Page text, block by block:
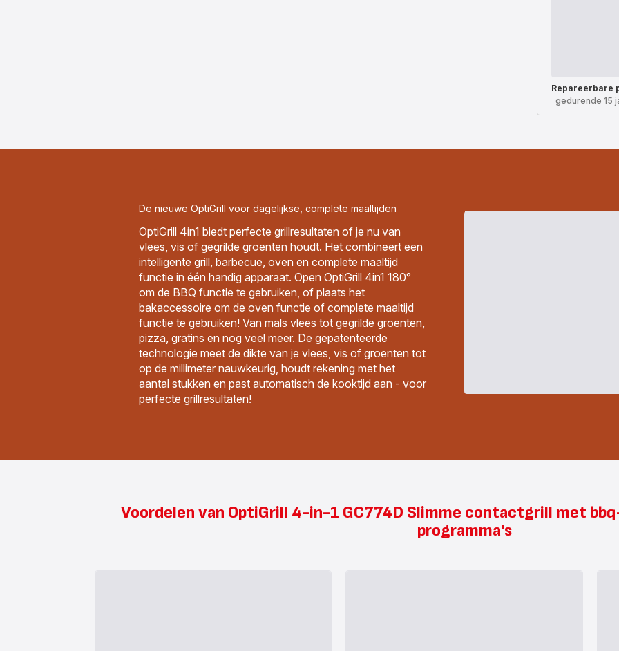
Repareerbare
gedurende 15
De nieuwe OptiGrill voor dagelijkse, complete maaltijden
OptiGrill 4in1 biedt perfecte grillresultaten of je nu van
vlees, vis of gegrilde groenten houdt. Het combineert een
intelligente grill, barbecue, oven en complete maaltijd
functie in één handig apparaat. Open OptiGrill 4in1 180°
om de BBQ functie te gebruiken, of plaats het
bakaccessoire om de oven functie of complete maaltijd
functie te gebruiken! Van mals vlees tot gegrilde groenten,
pizza, gratins en nog veel meer. De gepatenteerde
technologie meet de dikte van je vlees, vis of groenten tot
op de millimeter nauwkeurig, houdt rekening met het
aantal stukken en past automatisch de kooktijd aan - voor
perfecte grillresultaten!
Voordelen van OptiGrill 4-in-1 GC774D Slimme contactgrill met
programma's